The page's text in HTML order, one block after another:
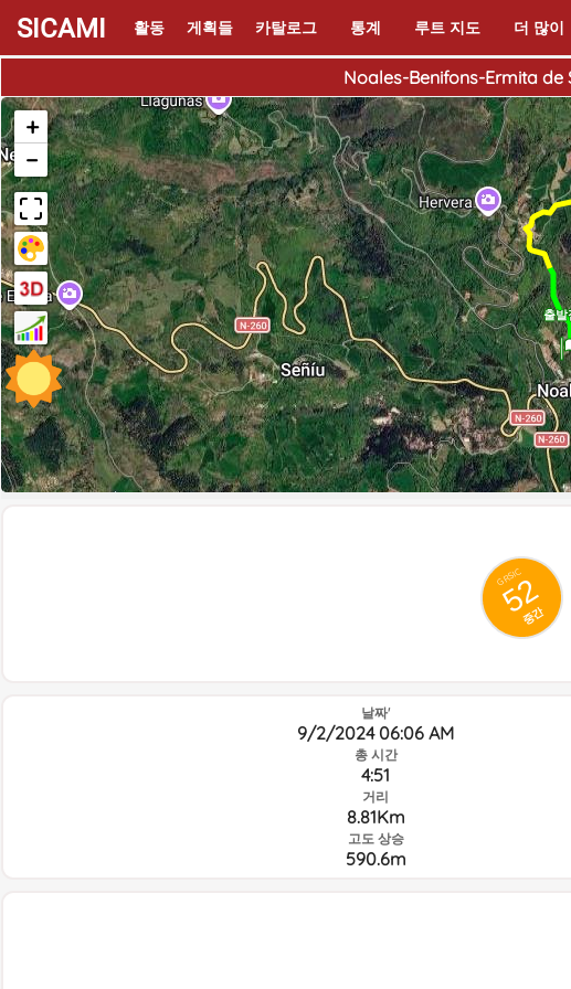
SICAMI 활동 게획들 카탈로그 통계 루트 지도 더 많이
Noales-Benifons-Ermita de
출발
+
−
GRSIC
52
중간
날짜'
9/2/2024 06:06 AM
총 시간
4:51
거리
8.81Km
고도 상승
590.6m